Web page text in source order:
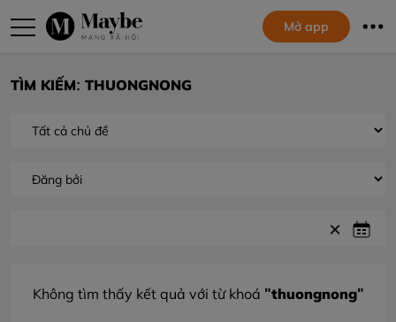
Mở app
TÌM KIẾM: THUONGNONG
Không tìm thấy kết quả với từ khoá "thuongnong"